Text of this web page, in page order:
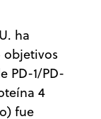
ha
objetivos
PD-1/PD-
4
fue